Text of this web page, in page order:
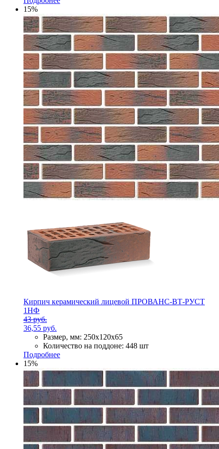
15%
Кирпич керамический лицевой ПРОВАНС-ВТ-РУСТ
1НФ
43 руб.
36,55 руб.
Размер, мм: 250х120х65
Количество на поддоне: 448 шт
Подробнее
15%